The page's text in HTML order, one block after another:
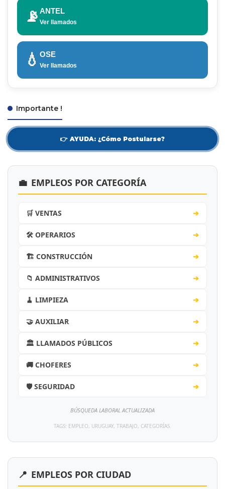
📡 ANTEL
Ver llamados
💧 OSE
Ver llamados
Importante !
👉 AYUDA: ¿Cómo Postularse?
💼 EMPLEOS POR CATEGORÍA
🛒 VENTAS ➔
🛠️ OPERARIOS ➔
🏗️ CONSTRUCCIÓN ➔
📁 ADMINISTRATIVOS ➔
🧹 LIMPIEZA ➔
🤝 AUXILIAR ➔
🏛️ LLAMADOS PÚBLICOS ➔
🚚 CHOFERES ➔
🛡️ SEGURIDAD ➔
BÚSQUEDA LABORAL ACTUALIZADA
TAGS: EMPLEO, URUGUAY, TRABAJO, CATEGORÍAS.
📍 EMPLEOS POR CIUDAD